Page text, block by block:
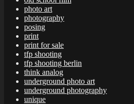
photo art
photography
posing
print
print for sale
tfp shooting
tfp shooting berlin
think analog
underground photo art
underground photography
unique